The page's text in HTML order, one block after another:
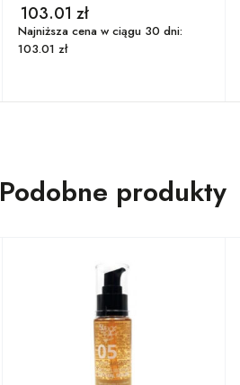
103.01 zł
Najniższa cena w ciągu 30 dni:
103.01 zł
Podobne produkty